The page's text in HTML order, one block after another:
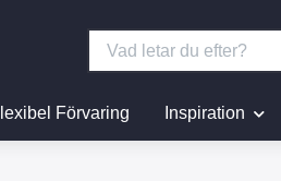
Förvaring Inspiration